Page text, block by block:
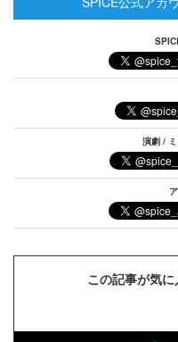
演劇 /
この記事が気